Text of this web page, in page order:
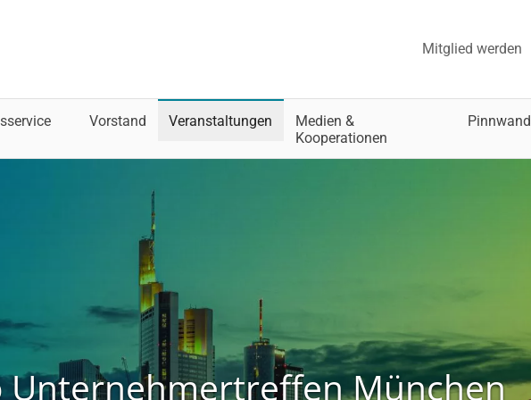
Mitglied werden
Vorstand Veranstaltungen
Medien &
Kooperationen
Pinnwand
Unternehmertreffen München